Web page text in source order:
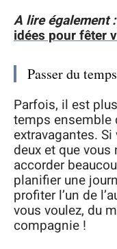
A lire également :
idées pour fêter
Passer du
Parfois, il est
temps ensemble
extravagantes.
deux et que
accorder
planifier une
profiter l’un de
vous voulez, du
compagnie !